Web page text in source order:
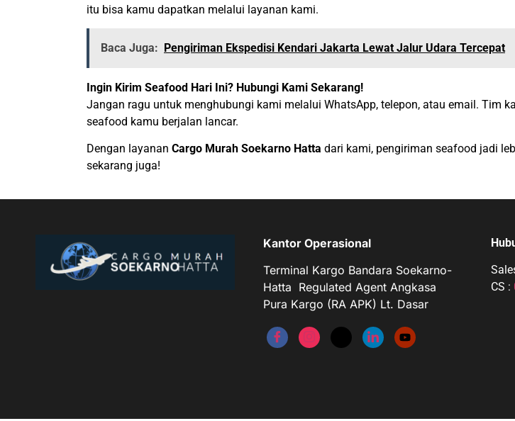
itu bisa kamu dapatkan melalui layanan kami.
Baca Juga: Pengiriman Ekspedisi Kendari Jakarta Lewat Jalur Udara Tercepat
Ingin Kirim Seafood Hari Ini? Hubungi Kami Sekarang!
Jangan ragu untuk menghubungi kami melalui WhatsApp, telepon, atau email. Tim
seafood kamu berjalan lancar.
Dengan layanan Cargo Murah Soekarno Hatta dari kami, pengiriman seafood jadi
sekarang juga!
Kantor Operasional
Terminal Kargo Bandara Soekarno-
Hatta Regulated Agent Angkasa
Pura Kargo (RA APK) Lt. Dasar
CS :